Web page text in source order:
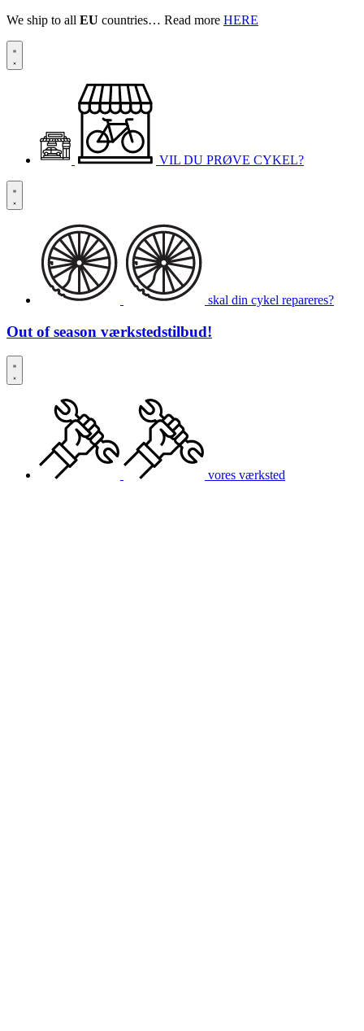
We ship to all EU countries… Read more HERE
VIL DU PRØVE CYKEL?
skal din cykel repareres?
Out of season værkstedstilbud!
vores værksted